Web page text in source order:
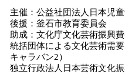
主催：公益社団法人日本児
後援：釜石市教育委員会
助成：文化庁文化芸術振興
統括団体による文化芸術需
キャラバン2）
独立行政法人日本芸術文化